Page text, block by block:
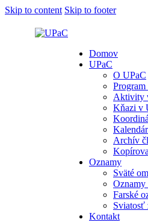
Skip to content Skip to footer
Domov
UPaC
O UPaC
Program
Aktivity
Kňazi v
Archív
Oznamy
Sväté
Oznamy
Farské
Sviatosť
Kontakt